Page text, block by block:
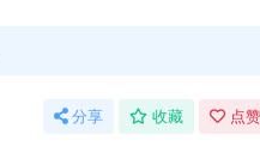
分享 收藏 点